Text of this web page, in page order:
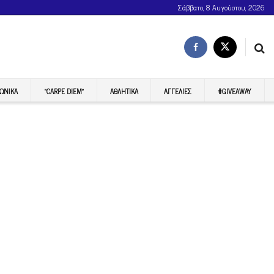
Σάββατο, 8 Αυγούστου, 2026
“CARPE DIEM” ΑΘΛΗΤΙΚΆ ΑΓΓΕΛΊΕΣ #GIVEAWAY